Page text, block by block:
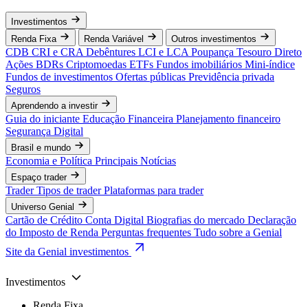
Investimentos
Renda Fixa
Renda Variável Outros investimentos
CDB CRI e CRA Debêntures LCI e LCA Poupança Tesouro Direto
Ações BDRs Criptomoedas ETFs Fundos imobiliários Mini-índice
Fundos de investimentos Ofertas públicas Previdência privada
Seguros
Aprendendo a investir
Guia do iniciante Educação Financeira Planejamento financeiro
Segurança Digital
Brasil e mundo
Economia e Política Principais Notícias
Espaço trader
TraderTipos de traderPlataformas para trader
Universo Genial
Cartão de Crédito Conta Digital Biografias do mercado Declaração
do Imposto de Renda Perguntas frequentes Tudo sobre a Genial
Site da Genial investimentos
Investimentos